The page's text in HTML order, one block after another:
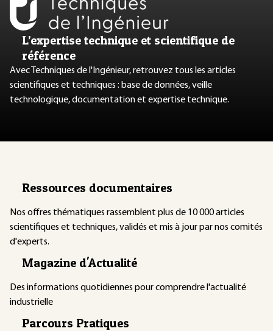
L’expertise technique et scientifique de
référence
Avec Techniques de l'Ingénieur, retrouvez tous les articles
scientifiques et techniques : base de données, veille
technologique, documentation et expertise technique.
Ressources documentaires
Nos offres thématiques rassemblent plus de 10 000 articles
scientifiques et techniques, validés et mis à jour par nos comités
d'experts.
Magazine d'Actualité
Des informations quotidiennes pour comprendre l'actualité
industrielle
Parcours Pratiques